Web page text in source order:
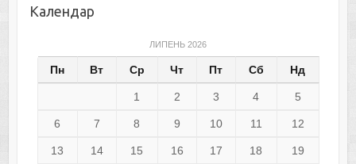
Календар
ЛИПЕНЬ 2026
Пн Вт Ср Чт Пт Сб Нд
1 2 3 4 5
6 7 8 9 10 11 12
13 14 15 16 17 18 19